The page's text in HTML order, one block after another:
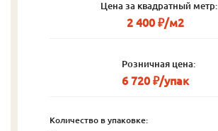
Цена за квадратный метр:
2 400 ₽/м2
Розничная цена:
6 720 ₽/упак
Количество в упаковке: